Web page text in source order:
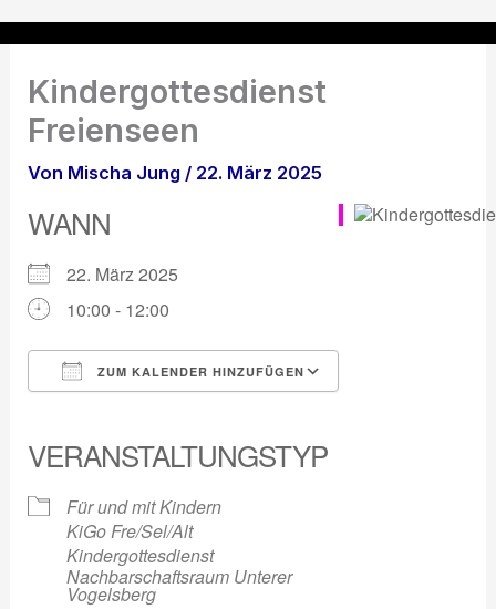
Inhalt
springenKindergottesdienst
Freienseen
Von Mischa Jung / 22. März 2025
WANN
22. März 2025
10:00 - 12:00
ZUM KALENDER HINZUFÜGEN
VERANSTALTUNGSTYP
Für und mit Kindern
KiGo Fre/Sel/Alt
Kindergottesdienst
Nachbarschaftsraum Unterer
Vogelsberg